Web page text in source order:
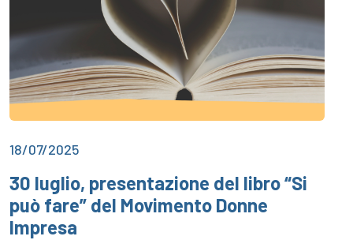
18/07/2025
30 luglio, presentazione del libro “Si
può fare” del Movimento Donne
Impresa